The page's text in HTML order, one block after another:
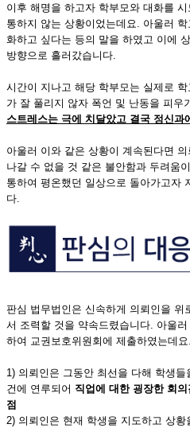
이후 해명을 하고자 학부모와 대화를
통하지 않는 상황이었는데요. 아울러
화하고 싶다는 등의 말을 하였고 이에
방향으로 흘러갔습니다.
시간이 지나고 해당 학부모는 실제로
가 잘 풀리지 않자 폭언 및 난동을 피우
스트레스는 극에 치달았고 결국 정신과
아울러 이와 같은 상황이 계속된다면
나갈 수 없을 것 같은 불안함과 두려움
통하여 평온했던 일상으로 돌아가고자
다.
판심 법무법인은 신속하게 의뢰인을 위
서 조력할 것을 약속드렸습니다. 아울
하여 교권보호위원회에 제출하였는데요.
1) 의뢰인은 그동안 최선을 다해 학생
건에 연루되어 직업에 대한 굉장한 회
점
2) 의뢰인은 현재 학생을 지도하고 상